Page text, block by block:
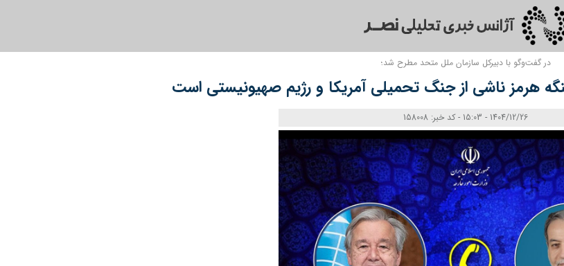
در گفت‌وگو با دبیرکل سازمان ملل متحد مطرح شد؛
هرمز ناشی از جنگ تحمیلی آمریکا و رژیم صهیونیستی است
1404/12/26 - 15:03 - کد خبر: 158008